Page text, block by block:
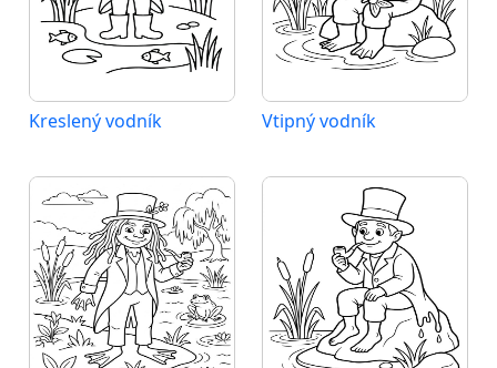
Kreslený vodník Vtipný vodník